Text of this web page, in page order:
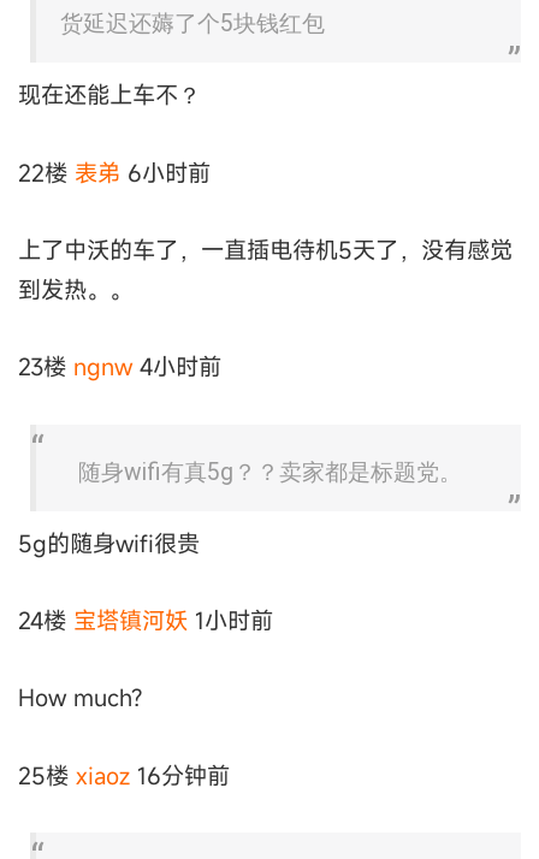
货延迟还薅了个5块钱红包
现在还能上车不？
22楼 表弟 6小时前
上了中沃的车了，一直插电待机5天了，没有感觉
到发热。。
23楼 ngnw 4小时前
随身wifi有真5g？？卖家都是标题党。
5g的随身wifi很贵
24楼 宝塔镇河妖 1小时前
How much?
25楼 xiaoz 16分钟前